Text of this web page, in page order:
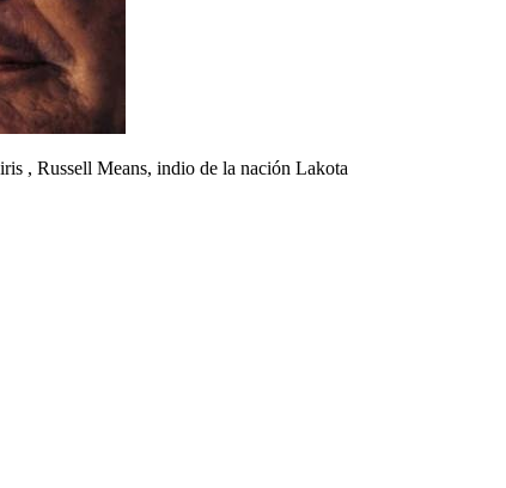
, Russell Means, indio de la nación Lakota